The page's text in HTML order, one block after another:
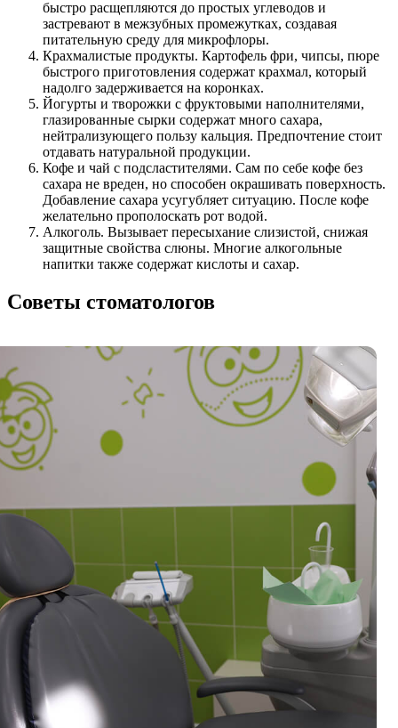
быстро расщепляются до простых углеводов и
застревают в межзубных промежутках, создавая
питательную среду для микрофлоры.
Крахмалистые продукты. Картофель фри, чипсы, пюре
быстрого приготовления содержат крахмал, который
надолго задерживается на коронках.
Йогурты и творожки с фруктовыми наполнителями,
глазированные сырки содержат много сахара,
нейтрализующего пользу кальция. Предпочтение стоит
отдавать натуральной продукции.
Кофе и чай с подсластителями. Сам по себе кофе без
сахара не вреден, но способен окрашивать поверхность.
Добавление сахара усугубляет ситуацию. После кофе
желательно прополоскать рот водой.
Алкоголь. Вызывает пересыхание слизистой, снижая
защитные свойства слюны. Многие алкогольные
напитки также содержат кислоты и сахар.
Советы стоматологов